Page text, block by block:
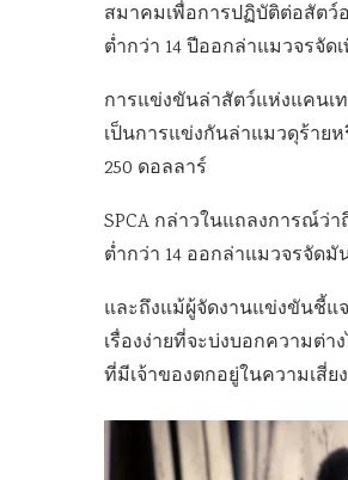
สมาคมเพื่อการปฏิบัติต่อสัตว์
ต่ำกว่า 14 ปีออกล่าแมวจรจัด
การแข่งขันล่าสัตว์แห่งแคนเ
เป็นการแข่งกันล่าแมวดุร้ายห
250 ดอลลาร์
SPCA กล่าวในแถลงการณ์ว่
ต่ำกว่า 14 ออกล่าแมวจรจัดมั
และถึงแม้ผู้จัดงานแข่งขันชี้แ
เรื่องง่ายที่จะบ่งบอกความต่
ที่มีเจ้าของตกอยู่ในความเสี่ย